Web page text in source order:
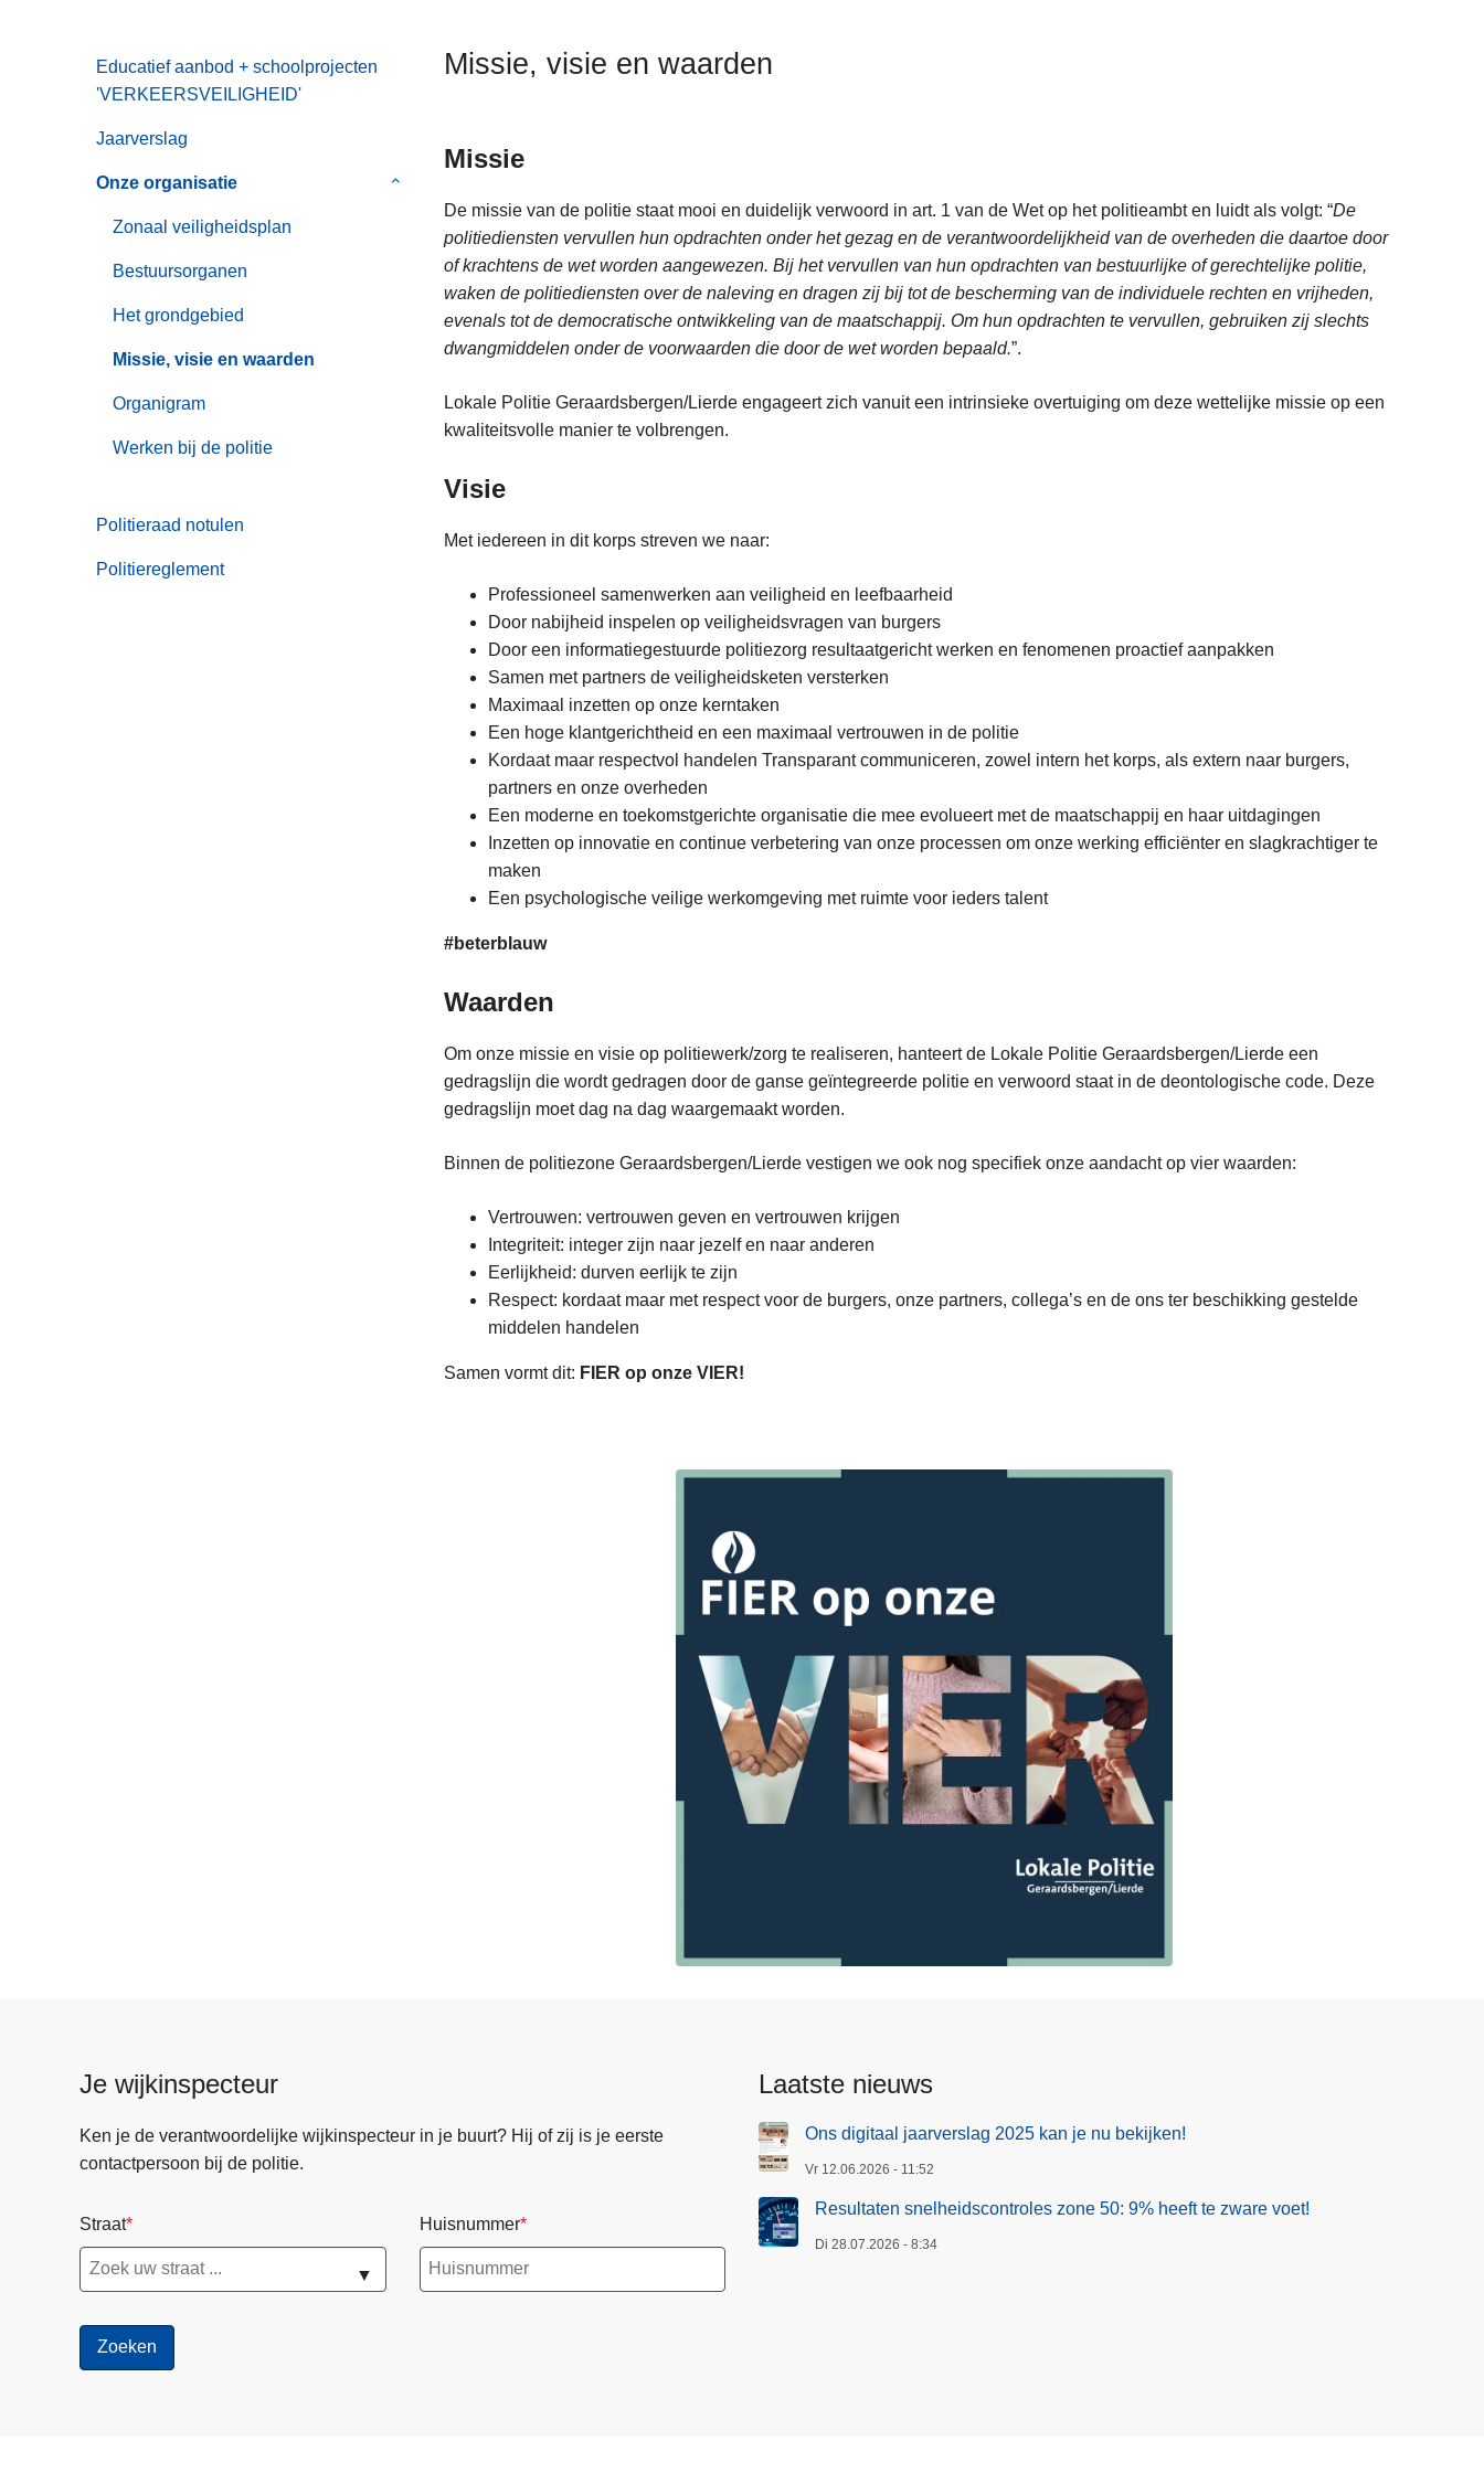
Educatief aanbod + schoolprojecten
'VERKEERSVEILIGHEID'
Jaarverslag
Onze organisatie
Submenu
organisatie
Zonaal veiligheidsplan
Bestuursorganen
Het grondgebied
Missie, visie en waarden
Organigram
Werken bij de politie
Politieraad notulen
Politiereglement
Missie, visie en waarden
Missie
De missie van de politie staat mooi en duidelijk verwoord in art. 1 van de Wet op het politieambt en luidt als volgt: “De
politiediensten vervullen hun opdrachten onder het gezag en de verantwoordelijkheid van de overheden die daartoe door
of krachtens de wet worden aangewezen. Bij het vervullen van hun opdrachten van bestuurlijke of gerechtelijke politie,
waken de politiediensten over de naleving en dragen zij bij tot de bescherming van de individuele rechten en vrijheden,
evenals tot de democratische ontwikkeling van de maatschappij. Om hun opdrachten te vervullen, gebruiken zij slechts
dwangmiddelen onder de voorwaarden die door de wet worden bepaald.”.
Lokale Politie Geraardsbergen/Lierde engageert zich vanuit een intrinsieke overtuiging om deze wettelijke missie op een
kwaliteitsvolle manier te volbrengen.
Visie
Met iedereen in dit korps streven we naar:
Professioneel samenwerken aan veiligheid en leefbaarheid
Door nabijheid inspelen op veiligheidsvragen van burgers
Door een informatiegestuurde politiezorg resultaatgericht werken en fenomenen proactief aanpakken
Samen met partners de veiligheidsketen versterken
Maximaal inzetten op onze kerntaken
Een hoge klantgerichtheid en een maximaal vertrouwen in de politie
Kordaat maar respectvol handelen Transparant communiceren, zowel intern het korps, als extern naar burgers,
partners en onze overheden
Een moderne en toekomstgerichte organisatie die mee evolueert met de maatschappij en haar uitdagingen
Inzetten op innovatie en continue verbetering van onze processen om onze werking efficiënter en slagkrachtiger te
maken
Een psychologische veilige werkomgeving met ruimte voor ieders talent
#beterblauw
Waarden
Om onze missie en visie op politiewerk/zorg te realiseren, hanteert de Lokale Politie Geraardsbergen/Lierde een
gedragslijn die wordt gedragen door de ganse geïntegreerde politie en verwoord staat in de deontologische code. Deze
gedragslijn moet dag na dag waargemaakt worden.
Binnen de politiezone Geraardsbergen/Lierde vestigen we ook nog specifiek onze aandacht op vier waarden:
Vertrouwen: vertrouwen geven en vertrouwen krijgen
Integriteit: integer zijn naar jezelf en naar anderen
Eerlijkheid: durven eerlijk te zijn
Respect: kordaat maar met respect voor de burgers, onze partners, collega’s en de ons ter beschikking gestelde
middelen handelen
Samen vormt dit: FIER op onze VIER!
Je wijkinspecteur
Ken je de verantwoordelijke wijkinspecteur in je buurt? Hij of zij is je eerste
contactpersoon bij de politie.
Straat
▼
Huisnummer
Laatste nieuws
Ons digitaal jaarverslag 2025 kan je nu bekijken!
Vr 12.06.2026 - 11:52
Resultaten snelheidscontroles zone 50: 9% heeft te zware voet!
Di 28.07.2026 - 8:34